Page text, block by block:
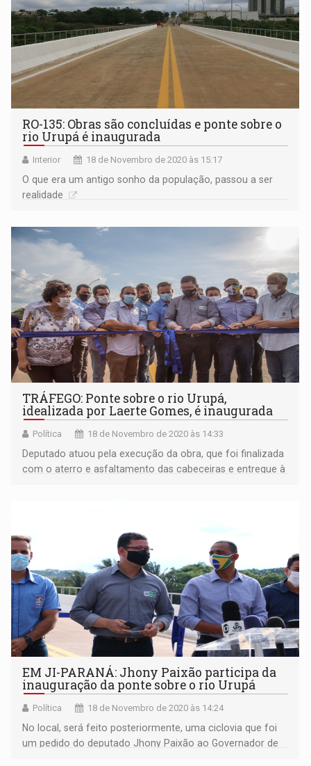
RO-135: Obras são concluídas e ponte sobre o
rio Urupá é inaugurada
Interior 18 de Novembro de 2020 às 15:17
O que era um antigo sonho da população, passou a ser
realidade
TRÁFEGO: Ponte sobre o rio Urupá,
idealizada por Laerte Gomes, é inaugurada
Política 18 de Novembro de 2020 às 14:33
Deputado atuou pela execução da obra, que foi finalizada
com o aterro e asfaltamento das cabeceiras e entregue à
EM JI-PARANÁ: Jhony Paixão participa da
inauguração da ponte sobre o rio Urupá
Política 18 de Novembro de 2020 às 14:24
No local, será feito posteriormente, uma ciclovia que foi
um pedido do deputado Jhony Paixão ao Governador de